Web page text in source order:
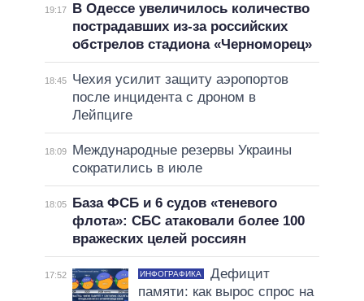
19:17
В Одессе увеличилось количество
пострадавших из-за российских
обстрелов стадиона «Черноморец»
18:45
Чехия усилит защиту аэропортов
после инцидента с дроном в
Лейпциге
18:09
Международные резервы Украины
сократились в июле
18:05
База ФСБ и 6 судов «теневого
флота»: СБС атаковали более 100
вражеских целей россиян
17:52 ИНФОГРАФИКА
Дефицит
памяти: как вырос спрос на